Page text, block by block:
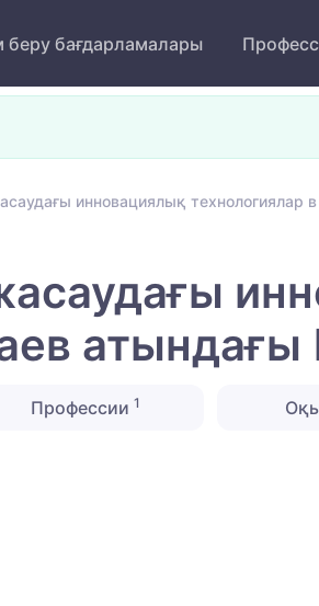
беру бағдарламалары
инновациялық технологиялар
Профессии1